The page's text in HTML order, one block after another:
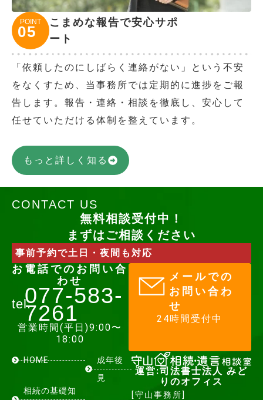
POINT
05
こまめな報告で安心サポ
ート
「依頼したのにしばらく連絡がない」という不安
をなくすため、当事務所では定期的に進捗をご報
告します。報告・連絡・相談を徹底し、安心して
任せていただける体制を整えています。
もっと詳しく知る
CONTACT US
無料相談受付中！
まずはご相談ください
事前予約で土日・夜間も対応
お電話でのお問い合
わせ
tel.077-583-
7261​
営業時間(平日)9:00〜
18:00
メールでの
お問い合わ
せ
24時間受付中
運営:司法書士法人 みど
りのオフィス
[守山事務所]
HOME
相続の基礎知
成年後
見